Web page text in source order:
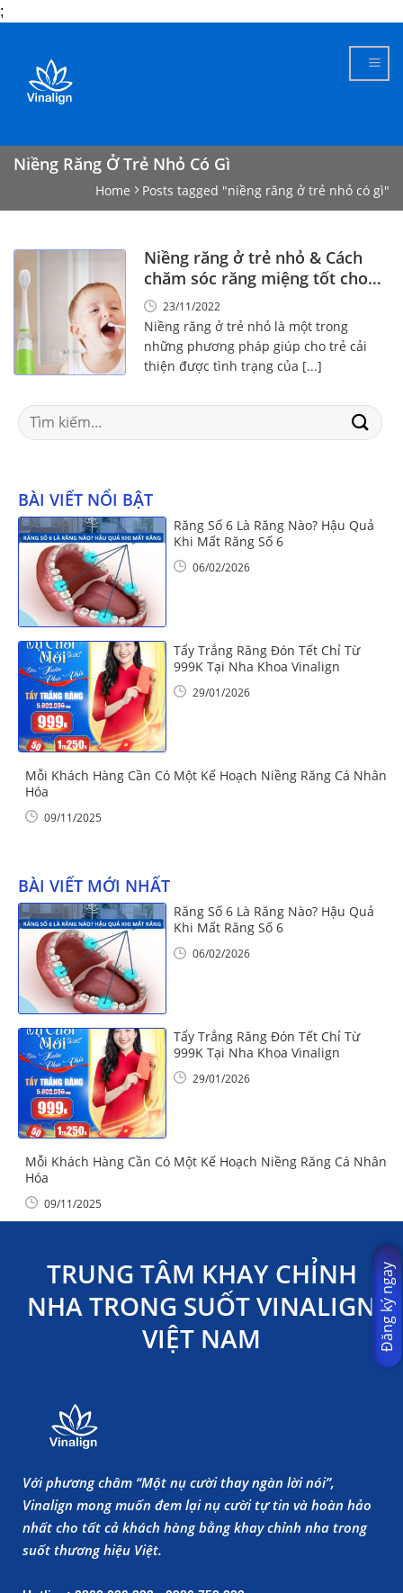
;
content
Niềng Răng Ở Trẻ Nhỏ Có Gì
Home Posts tagged "niềng răng ở trẻ nhỏ có gì"
Niềng răng ở trẻ nhỏ & Cách
chăm sóc răng miệng tốt cho
trẻ23/11/2022
Niềng răng ở trẻ nhỏ là một trong
những phương pháp giúp cho trẻ cải
thiện được tình trạng của [...]
Search
for:
BÀI VIẾT NỔI BẬT
Răng Số 6 Là Răng Nào? Hậu Quả
Khi Mất Răng Số 6
06/02/2026
Tẩy Trắng Răng Đón Tết Chỉ Từ
999K Tại Nha Khoa Vinalign
29/01/2026
Mỗi Khách Hàng Cần Có Một Kế Hoạch Niềng Răng Cá Nhân
Hóa
09/11/2025
BÀI VIẾT MỚI NHẤT
Răng Số 6 Là Răng Nào? Hậu Quả
Khi Mất Răng Số 6
06/02/2026
Tẩy Trắng Răng Đón Tết Chỉ Từ
999K Tại Nha Khoa Vinalign
29/01/2026
Mỗi Khách Hàng Cần Có Một Kế Hoạch Niềng Răng Cá Nhân
Hóa
09/11/2025
TRUNG TÂM KHAY CHỈNH
NHA TRONG SUỐT VINALIGN
VIỆT NAM
Với phương châm “Một nụ cười thay ngàn lời nói”,
Vinalign mong muốn đem lại nụ cười tự tin và hoàn hảo
nhất cho tất cả khách hàng bằng khay chỉnh nha trong
suốt thương hiệu Việt.
Đăng ký ngay